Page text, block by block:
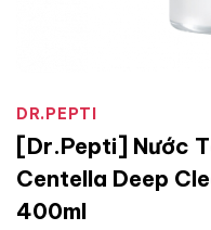
DR.PEPTI
[Dr.Pepti] Nước
Centella Deep
400ml